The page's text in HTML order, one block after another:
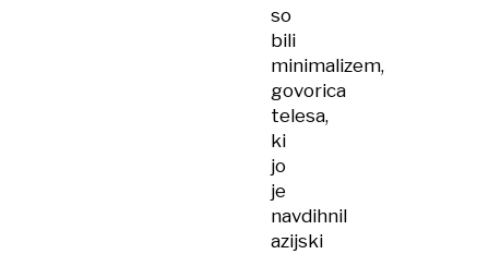
so
bili
minimalizem,
govorica
telesa,
ki
jo
je
navdihnil
azijski